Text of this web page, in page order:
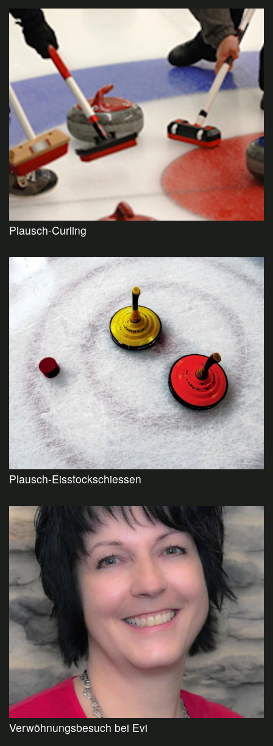
Plausch-Curling
Plausch-Eisstockschiessen
Verwöhnungsbesuch bei Evi